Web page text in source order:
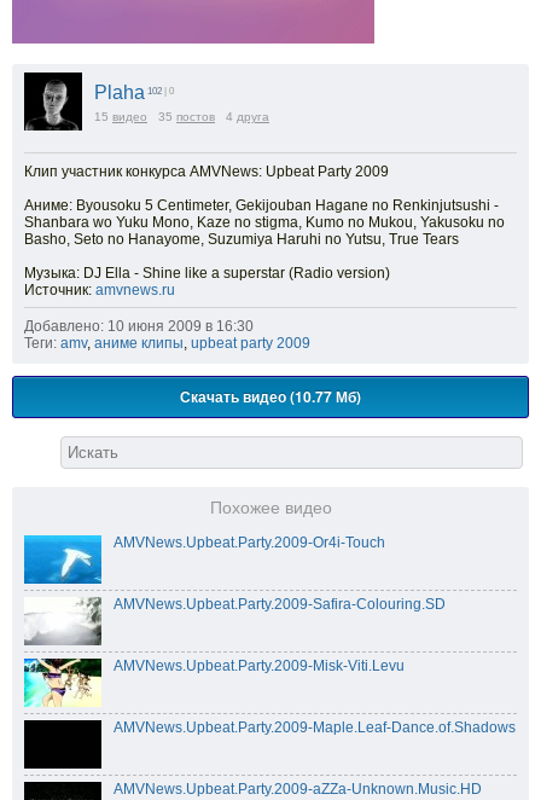
Plaha 102 | 0
15 видео 35 постов 4 друга
Клип участник конкурса AMVNews: Upbeat Party 2009
Аниме: Byousoku 5 Centimeter, Gekijouban Hagane no Renkinjutsushi -
Shanbara wo Yuku Mono, Kaze no stigma, Kumo no Mukou, Yakusoku no
Basho, Seto no Hanayome, Suzumiya Haruhi no Yutsu, True Tears
Музыка: DJ Ella - Shine like a superstar (Radio version)
Источник: amvnews.ru
Добавлено: 10 июня 2009 в 16:30
Теги: amv, аниме клипы, upbeat party 2009
Скачать видео (10.77 Мб)
Похожее видео
AMVNews.Upbeat.Party.2009-Or4i-Touch
AMVNews.Upbeat.Party.2009-Safira-Colouring.SD
AMVNews.Upbeat.Party.2009-Misk-Viti.Levu
AMVNews.Upbeat.Party.2009-Maple.Leaf-Dance.of.Shadows
AMVNews.Upbeat.Party.2009-aZZa-Unknown.Music.HD